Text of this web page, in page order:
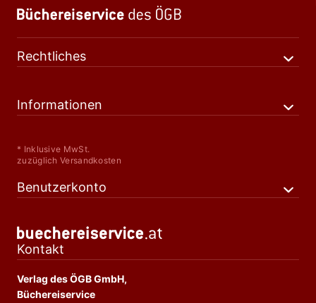
Rechtliches
Informationen
* Inklusive MwSt.
zuzüglich Versandkosten
Benutzerkonto
Kontakt
Verlag des ÖGB GmbH,
Büchereiservice